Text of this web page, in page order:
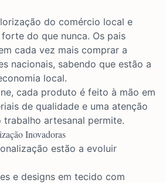
do comércio local e
do que nunca. Os pais
cada vez mais comprar a
nacionais, sabendo que estão a
local.
cada produto é feito à mão em
de qualidade e uma atenção
artesanal permite.
Inovadoras
estão a evoluir
e designs em tecido com